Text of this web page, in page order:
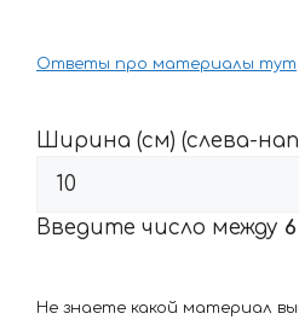
Ответы про материалы тут
Ширина (см) (слева-
Введите число между 6
Не знаете какой материал